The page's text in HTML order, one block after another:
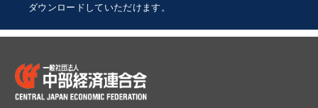
ダウンロードしていただけます。